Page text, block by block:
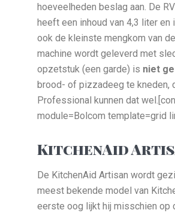
hoeveelheden beslag aan. De
heeft een inhoud van 4,3 liter en
ook de kleinste mengkom van
machine wordt geleverd met
opzetstuk (een garde) is niet
brood- of pizzadeeg te kneden,
Professional kunnen dat
module=Bolcom template=grid
KitchenAid
De KitchenAid Artisan wordt
meest bekende model van
eerste oog lijkt hij misschien op